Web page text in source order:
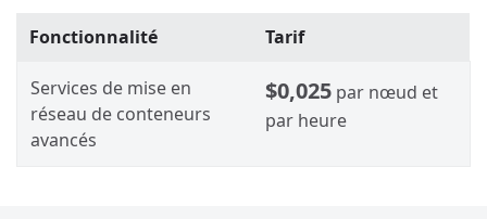
Fonctionnalité Tarif
Services de mise en
réseau de conteneurs
avancés
$0,025 par nœud et
par heure